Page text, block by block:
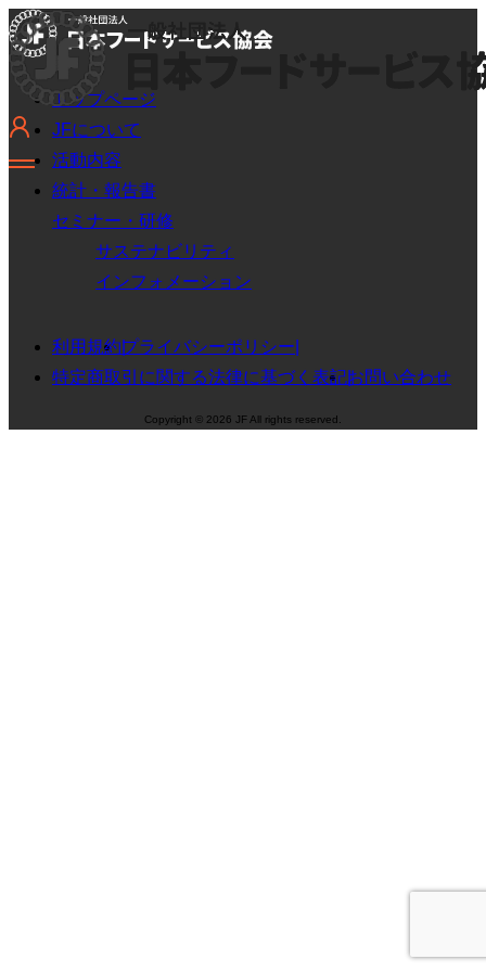
トップページ
JFについて
活動内容
統計・報告書
セミナー・研修
サステナビリティ
インフォメーション
利用規約プライバシーポリシー
特定商取引に関する法律に基づく表記お問い合わせ
Copyright © 2026 JF All rights reserved.